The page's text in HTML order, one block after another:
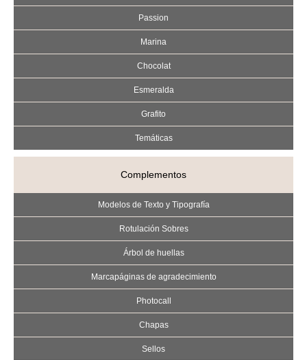
Passion
Marina
Chocolat
Esmeralda
Grafito
Temáticas
Complementos
Modelos de Texto y Tipografía
Rotulación Sobres
Árbol de huellas
Marcapáginas de agradecimiento
Photocall
Chapas
Sellos